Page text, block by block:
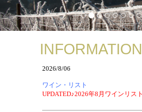
INFORMATION